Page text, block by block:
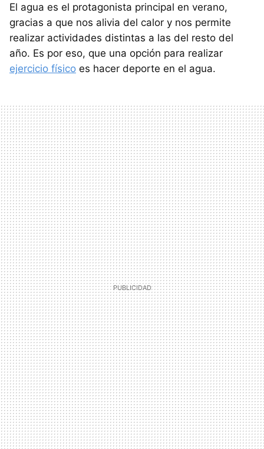
El agua es el protagonista principal en verano,
gracias a que nos alivia del calor y nos permite
realizar actividades distintas a las del resto del
año. Es por eso, que una opción para realizar
ejercicio físico es hacer deporte en el agua.